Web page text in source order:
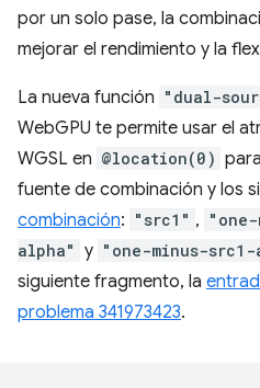
por un solo pase, la
mejorar el rendimiento y la
La nueva función "dual-
WebGPU te permite usar el
WGSL en @location(0)
fuente de combinación y los
combinación: "src1" ,
alpha" y "one-minus-src1-
siguiente fragmento, la
problema 341973423.